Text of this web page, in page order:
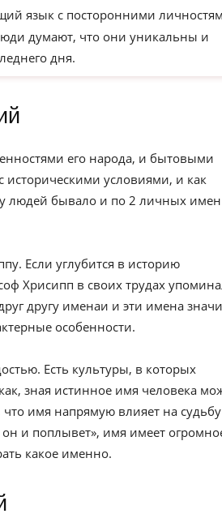
язык с посторонними
думают, что они уникальны и
дня.
его народа, и бытовыми
условиями, и как
людей бывало и по 2 личных
Если углубится в историю
Хрисипп в своих трудах
другу именаи и эти имена
особенности.
Есть культуры, в которых
зная истинное имя человека
что имя напрямую влияет на судьбу
он и поплывет», имя имеет
какое именно.